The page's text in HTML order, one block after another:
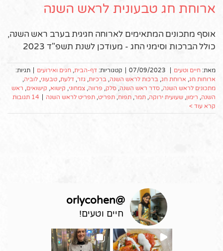
ארוחת חג טבעונית לראש השנה
אוסף מתכונים המתאימים לארוחה חגיגית בערב ראש השנה,
כולל הברכות וסימני החג - מעודכן לשנת תשפ"ד 2023
מאת: חיים וטעים 07/09/2023 קטגוריות: דף-הבית, חגים ואירועים
תגיות:
ארוחות חג, ארוחת חג, ברכות לראש השנה, ברכיות, גזר, דלעת, טבעוני, לוביה,
מתכונים לראש השנה, סדר ראש השנה, סלק, פרווה, צמחוני, קישוא, קישואים, ראש
השנה, רימון, שעועית ירוקה, תמר, תפוח, תפריט, תפריט לראש השנה
14 תגובות
קרא עוד >
@
orlycohen
חיים וטעים!